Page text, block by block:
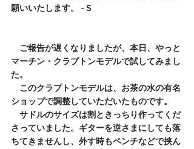
願いいたします。 - S
ご報告が遅くなりましたが、本日、やっと
マーチン・クラプトンモデルで試してみまし
た。
このクラプトンモデルは、お茶の水の有名
ショップで調整していただいたものです。
サドルのサイズは割ときっちり作ってくだ
さっていました。ギターを逆さまにしても落
ちてきませんし、外す時もペンチなどで挟ん